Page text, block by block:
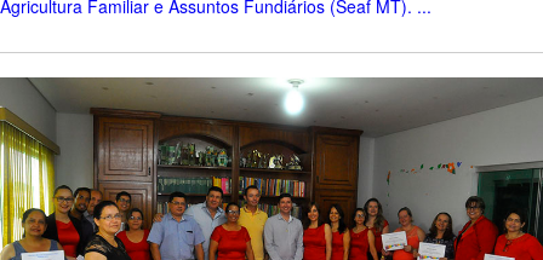
Agricultura Familiar e Assuntos Fundiários (Seaf MT). ...